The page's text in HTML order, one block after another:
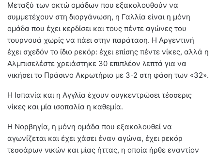
Μεταξύ των οκτώ ομάδων που εξακολουθούν να
συμμετέχουν στη διοργάνωση, η Γαλλία είναι η μόνη
ομάδα που έχει κερδίσει και τους πέντε αγώνες του
τουρνουά χωρίς να πάει στην παράταση. Η Αργεντινή
έχει σχεδόν το ίδιο ρεκόρ: έχει επίσης πέντε νίκες, αλλά η
Αλμπισελέστε χρειάστηκε 30 επιπλέον λεπτά για να
νικήσει το Πράσινο Ακρωτήριο με 3-2 στη φάση των «32».
Η Ισπανία και η Αγγλία έχουν συγκεντρώσει τέσσερις
νίκες και μία ισοπαλία η καθεμία.
Η Νορβηγία, η μόνη ομάδα που εξακολουθεί να
αγωνίζεται και έχει χάσει έναν αγώνα, έχει ρεκόρ
τεσσάρων νικών και μίας ήττας, η οποία ήρθε εναντίον